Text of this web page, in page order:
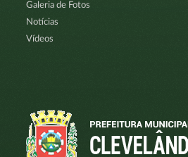
Galeria de Fotos
Notícias
Vídeos